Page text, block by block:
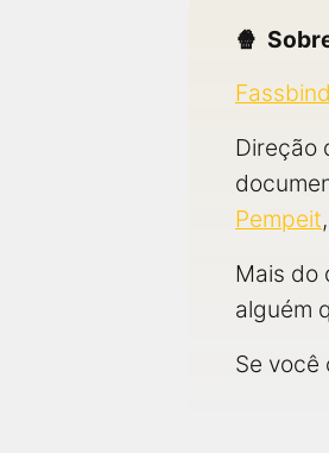
Direção
Pempeit
Mais do
alguém
Se você